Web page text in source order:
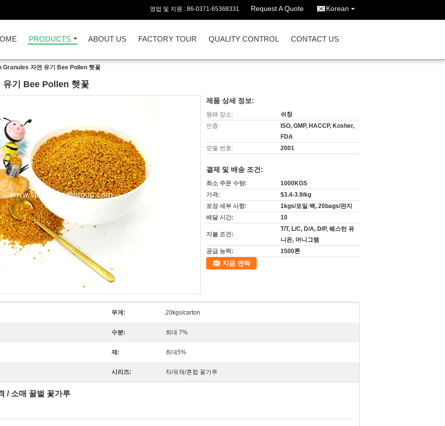
영업 및 지원 : 86-0371-65368331 Request A Quote Korean
PRODUCTS ABOUT US FACTORY TOUR QUALITY CONTROL CONTACT US
Granules 자연 유기 Bee Pollen 햇꽃
기 Bee Pollen 햇꽃
제품 상세 정보:
원래 장소:
쉬창
인증:
ISO, GMP, HACCP, Kosher,
FDA
모델 번호:
2001
결제 및 배송 조건:
최소 주문 수량:
1000KGS
가격:
$3.4-3.9/kg
포장 세부 사항:
1kgs/포일 백, 20bags/판지
배달 시간:
10
지불 조건:
T/T, L/C, D/A, D/P, 웨스턴 유
니온, 머니그램
공급 능력:
1500톤
지금 연락
무게: 20kgs/carton
수분: 최대 7%
재: 최대5%
시리즈: 차/유채/혼합 꽃가루
/ 소매 꿀벌 꽃가루